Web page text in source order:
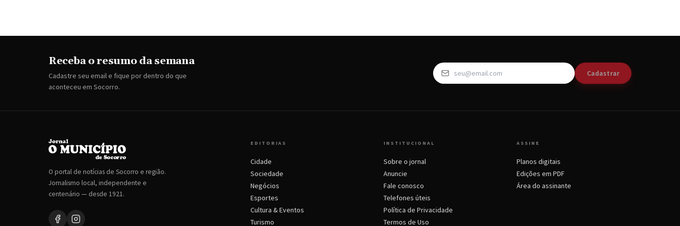
Receba o resumo da semana
Cadastre seu email e fique por dentro do que
aconteceu em Socorro.
Cadastrar
O portal de notícias de Socorro e região.
Jornalismo local, independente e
centenário — desde 1921.
EDITORIAS
Cidade
Sociedade
Negócios
Esportes
Cultura & Eventos
Turismo
INSTITUCIONAL
Sobre o jornal
Anuncie
Fale conosco
Telefones úteis
Política de Privacidade
Termos de Uso
ASSINE
Planos digitais
Edições em PDF
Área do assinante